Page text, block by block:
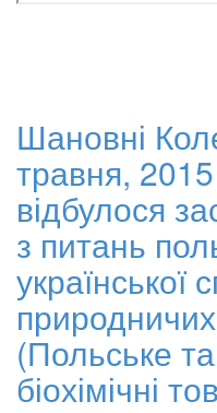
Шановні
травня,
відбулося
з питань
української
(Польське
біохімічні